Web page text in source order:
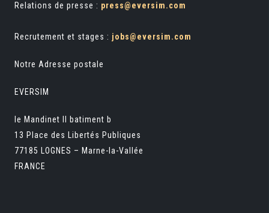
Relations de presse : press@eversim.com
Recrutement et stages : jobs@eversim.com
Notre Adresse postale
EVERSIM
le Mandinet II batiment b
13 Place des Libertés Publiques
77185 LOGNES – Marne-la-Vallée
FRANCE